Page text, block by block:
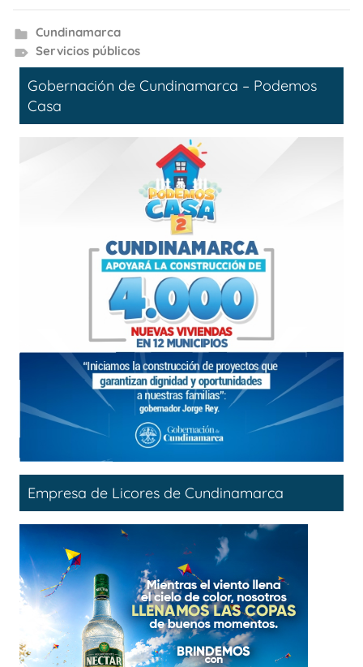
Cundinamarca
Servicios públicos
Gobernación de Cundinamarca – Podemos
Casa
Empresa de Licores de Cundinamarca